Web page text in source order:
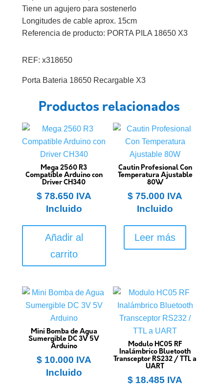
Tiene un agujero para sostenerlo
Longitudes de cable aprox. 15cm
Referencia de producto: PORTA PILA 18650 X3
REF: x318650
Porta Bateria 18650 Recargable X3
Productos relacionados
Mega 2560 R3
Compatible Arduino con
Driver CH340
$78.650 IVA
Incluido
Añadir al
carrito
Cautin Profesional Con
Temperatura Ajustable
80W
$ 75.000 IVA
Incluido
Leer más
Mini Bomba de Agua
Sumergible DC 3V 5V
Arduino
$10.000 IVA
Incluido
Modulo HC05 RF
Inalámbrico Bluetooth
Transceptor RS232 / TTL a
UART
$ 18.485 IVA